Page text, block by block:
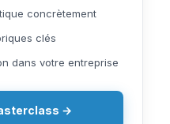
concrètement
clés
dans votre entreprise
→